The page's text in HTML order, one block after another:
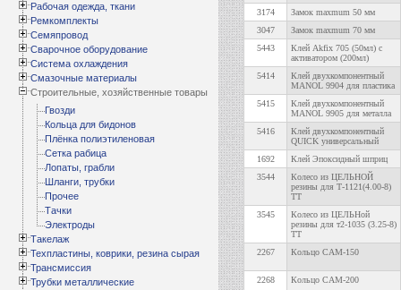
Рабочая одежда, ткани
Ремкомплекты
Семяпровод
Сварочное оборудование
Система охлаждения
Смазочные материалы
Строительные, хозяйственные товары
Гвозди
Кольца для бидонов
Плёнка полиэтиленовая
Сетка рабица
Лопаты, грабли
Шланги, трубки
Прочее
Тачки
Электроды
Такелаж
Техпластины, коврики, резина сырая
Трансмиссия
Трубки металлические
3174
Замок maxmum 50 мм
3047
Замок maxmum 70 мм
5443
Клей Akfix 705 (50мл) с
активатором (200мл)
5414
Клей двухкомпонентный
MANOL 9904 для пластика
5415
Клей двухкомпонентный
MANOL 9905 для металла
5416
Клей двухкомпонентный
QUICK универсальный
1692
Клей Эпоксидный шприц
3544
Колесо из ЦЕЛЬНОЙ
резины для Т-1121(4.00-8)
TT
3545
Колесо из ЦЕЛЬНой
резины для т2-1035 (3.25-8)
TT
2267
Кольцо САМ-150
2268 Кольцо САМ-200